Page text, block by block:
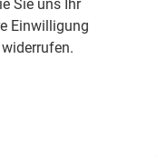
EU-
den
Sie uns Ihr
Einwilligung